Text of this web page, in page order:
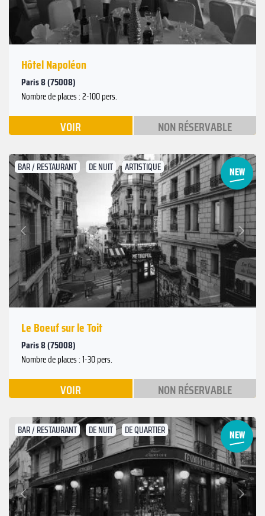
Hôtel Napoléon
Paris 8 (75008)
Nombre de places : 2-100 pers.
VOIR NON RÉSERVABLE
BAR / RESTAURANT DE NUIT ARTISTIQUE
Précédent
Suivant
Le Boeuf sur le Toit
Paris 8 (75008)
Nombre de places : 1-30 pers.
VOIR NON RÉSERVABLE
BAR / RESTAURANT DE NUIT DE QUARTIER
Précédent
Suivant